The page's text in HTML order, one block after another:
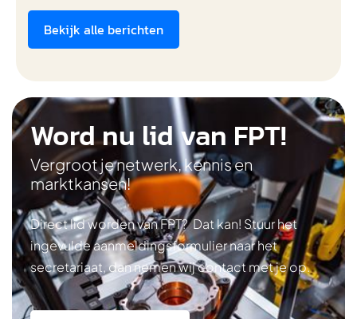
Bekijk alle berichten
Word nu lid van FPT!
Vergroot je netwerk, kennis en
marktkansen!
Direct lid worden van FPT? Dat kan! Stuur het
ingevulde aanmeldingsformulier naar het
secretariaat, dan nemen wij contact met je op.